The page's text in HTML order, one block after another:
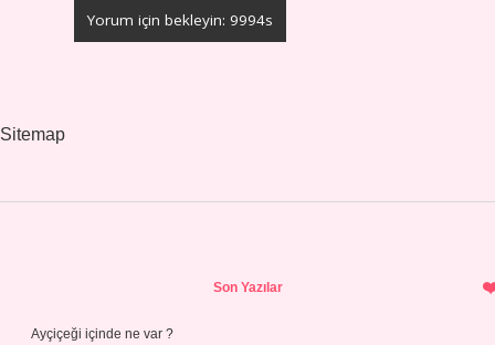
Sitemap
Son Yazılar
Ayçiçeği içinde ne var ?